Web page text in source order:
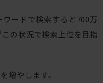
ードで検索すると700万
この状況で検索上位を目指
増やします。